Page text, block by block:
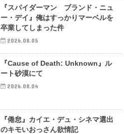
『スパイダーマン ブランド・ニュ
ー・デイ』俺はすっかりマーベルを
卒業してしまった件
2026.08.05
『Cause of Death: Unknown』ル
ート砂漠にて
2026.08.04
『倦怠』カイエ・デュ・シネマ選出
のキモいおっさん欲情記